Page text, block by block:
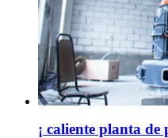
¡ caliente planta de